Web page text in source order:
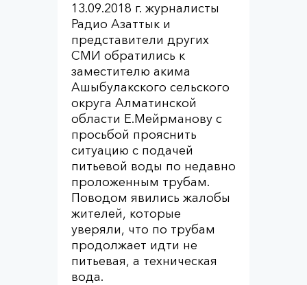
13.09.2018 г. журналисты
Радио Азаттык и
представители других
СМИ обратились к
заместителю акима
Ашыбулакского сельского
округа Алматинской
области Е.Мейрманову с
просьбой прояснить
ситуацию с подачей
питьевой воды по недавно
проложенным трубам.
Поводом явились жалобы
жителей, которые
уверяли, что по трубам
продолжает идти не
питьевая, а техническая
вода.